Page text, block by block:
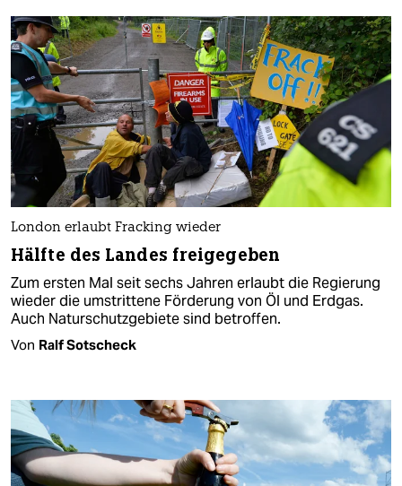
London erlaubt Fracking wieder
Hälfte des Landes freigegeben
Zum ersten Mal seit sechs Jahren erlaubt die Regierung
wieder die umstrittene Förderung von Öl und Erdgas.
Auch Naturschutzgebiete sind betroffen.
Von Ralf Sotscheck